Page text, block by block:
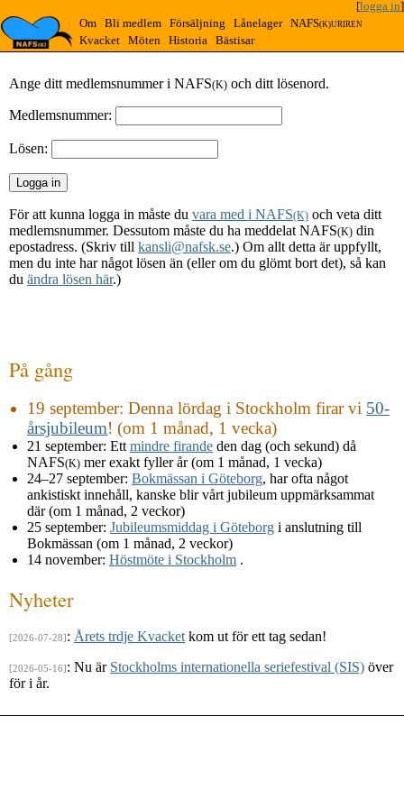
[logga in]
Om
Bli medlem Försäljning Lånelager NAFS(K)URIREN
Kvacket Möten Historia Bästisar
Ange ditt medlemsnummer i NAFS(K) och ditt lösenord.
Medlemsnummer:
Lösen:
För att kunna logga in måste du vara med i NAFS(K) och veta ditt
medlemsnummer. Dessutom måste du ha meddelat NAFS(K) din
epostadress. (Skriv till kansli@nafsk.se.) Om allt detta är uppfyllt,
men du inte har något lösen än (eller om du glömt bort det), så kan
du ändra lösen här.)
På gång
19 september: Denna lördag i Stockholm firar vi 50-
årsjubileum! (om 1 månad, 1 vecka)
21 september: Ett mindre firande den dag (och sekund) då
NAFS(K) mer exakt fyller år (om 1 månad, 1 vecka)
24–27 september: Bokmässan i Göteborg, har ofta något
ankistiskt innehåll, kanske blir vårt jubileum uppmärksammat
där (om 1 månad, 2 veckor)
25 september: Jubileumsmiddag i Göteborg i anslutning till
Bokmässan (om 1 månad, 2 veckor)
14 november: Höstmöte i Stockholm .
Nyheter
[2026-07-28] : Årets trdje Kvacket kom ut för ett tag sedan!
[2026-05-16] : Nu är Stockholms internationella seriefestival (SIS) över
för i år.